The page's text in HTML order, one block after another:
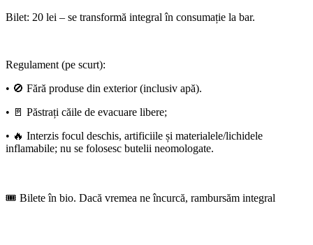
Bilet: 20 lei – se transformă integral în consumație la bar.
Regulament (pe scurt):
• 🚫 Fără produse din exterior (inclusiv apă).
• 🚪 Păstrați căile de evacuare libere;
• 🔥 Interzis focul deschis, artificiile și materialele/lichidele
inflamabile; nu se folosesc butelii neomologate.
🎟️ Bilete în bio. Dacă vremea ne încurcă, rambursăm integral